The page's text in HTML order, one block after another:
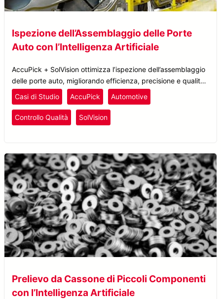
Ispezione dell’Assemblaggio delle Porte
Auto con l’Intelligenza Artificiale
AccuPick + SolVision ottimizza l’ispezione dell’assemblaggio
delle porte auto, migliorando efficienza, precisione e qualità
nelle linee di assemblaggio automobilistiche.
Casi di Studio AccuPick Automotive
Controllo Qualità SolVision
Prelievo da Cassone di Piccoli Componenti
con l’Intelligenza Artificiale